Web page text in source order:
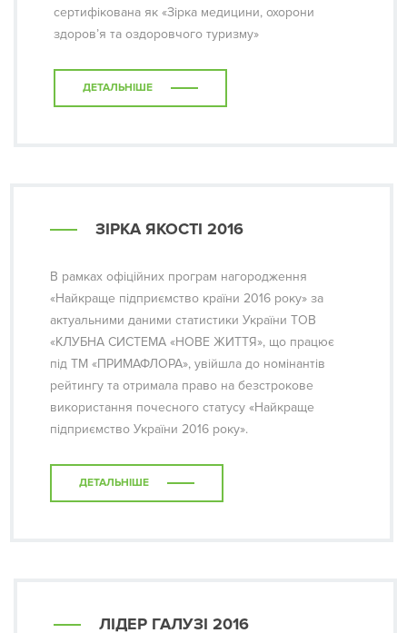
сертифікована як «Зірка медицини, охорони
здоров’я та оздоровчого туризму»
ДЕТАЛЬНІШЕ
ЗІРКА ЯКОСТІ 2016
В рамках офіційних програм нагородження
«Найкраще підприємство країни 2016 року» за
актуальними даними статистики України ТОВ
«КЛУБНА СИСТЕМА «НОВЕ ЖИТТЯ», що працює
під ТМ «ПРИМАФЛОРА», увійшла до номінантів
рейтингу та отримала право на безстрокове
використання почесного статусу «Найкраще
підприємство України 2016 року».
ДЕТАЛЬНІШЕ
ЛІДЕР ГАЛУЗІ 2016